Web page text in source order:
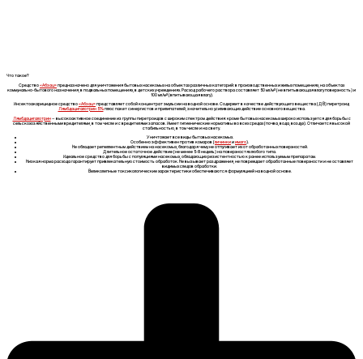
Что такое?
Средство«Абзац»предназначено для уничтожения бытовых насекомых на объектах различных категорий: в производственных и жилых помещениях, на объектах
коммунально-бытового назначения, в подвальных помещениях, в детских учреждениях. Расход рабочего раствора составляет 50 мл/м² (не впитывающая влагу поверхность) и
100 мл/м² (впитывающая влагу).
Инсектоакарицидное средство«Абзац»представляет собой концентрат эмульсии на водной основе. Содержит в качестве действующего вещества (ДВ) пиретроид
Лямбдацигалотрин 5%плюс пакет синергистов и прилипателей, значительно усиливающих действие основного вещества.
Лямбдацигалотрин– высокоактивное соединение из группы пиретроидов с широким спектром действия: кроме бытовых насекомых широко используется для борьбы с
сельскохозяйственными вредителями, в том числе и с вредителями запасов. Имеет гигиенические нормативы во всех средах (почва, вода, воздух). Отличается высокой
стабильностью, в том числе и на свету.
Уничтожает все виды бытовых насекомых.
Особенно эффективен против комаров (личинкииимаго).
Не обладает репеллентным действием на насекомых, благодаря чему не отпугивает их от обработанных поверхностей.
Длительное остаточное действие (не менее 5-8 недель) на поверхностях любого типа.
Идеальное средство для борьбы с популяциями насекомых, обладающих резистентностью к ранее используемым препаратам.
Низкая норма расхода гарантирует привлекательную стоимость обработок. Не вызывает раздражения, не повреждает обработанные поверхности и не оставляет
видимых следов обработки.
Великолепные токсикологические характеристики обеспечиваются формуляцией на водной основе.